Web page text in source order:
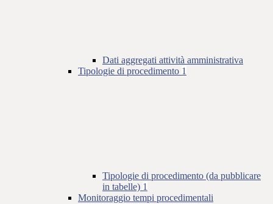
Dati aggregati attività amministrativa
Tipologie di procedimento 1
Tipologie di procedimento (da pubblicare
in tabelle) 1
Monitoraggio tempi procedimentali